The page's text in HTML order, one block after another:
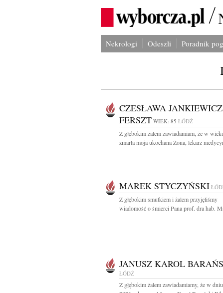
Nekrologi Odeszli Poradnik
CZESŁAWA
FERSZT WIEK: 85 ŁÓDŹ
Z głębokim żalem zawiadamiam, że w
zmarła moja ukochana Żona, lekarz
MAREK STYCZYŃSKI
Z głębokim smutkiem i żalem przyjęliśmy
wiadomość o śmierci Pana prof. dra hab.
JANUSZ KAROL
ŁÓDŹ
Z głębokim żalem zawiadamiamy, że w